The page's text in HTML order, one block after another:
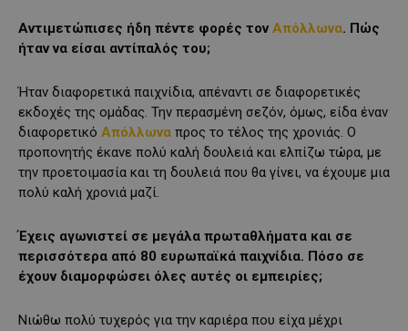
Αντιμετώπισες ήδη πέντε φορές τον Απόλλωνα. Πώς
ήταν να είσαι αντίπαλός του;
Ήταν διαφορετικά παιχνίδια, απέναντι σε διαφορετικές
εκδοχές της ομάδας. Την περασμένη σεζόν, όμως, είδα έναν
διαφορετικό Απόλλωνα προς το τέλος της χρονιάς. Ο
προπονητής έκανε πολύ καλή δουλειά και ελπίζω τώρα, με
την προετοιμασία και τη δουλειά που θα γίνει, να έχουμε μια
πολύ καλή χρονιά μαζί.
Έχεις αγωνιστεί σε μεγάλα πρωταθλήματα και σε
περισσότερα από 80 ευρωπαϊκά παιχνίδια. Πόσο σε
έχουν διαμορφώσει όλες αυτές οι εμπειρίες;
Νιώθω πολύ τυχερός για την καριέρα που είχα μέχρι